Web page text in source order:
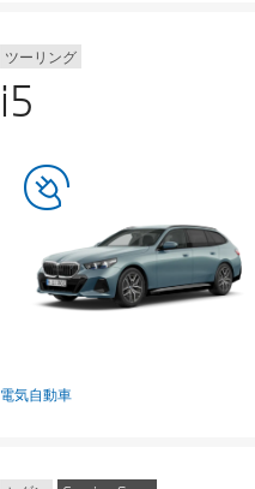
ツーリング
i5
電気自動車